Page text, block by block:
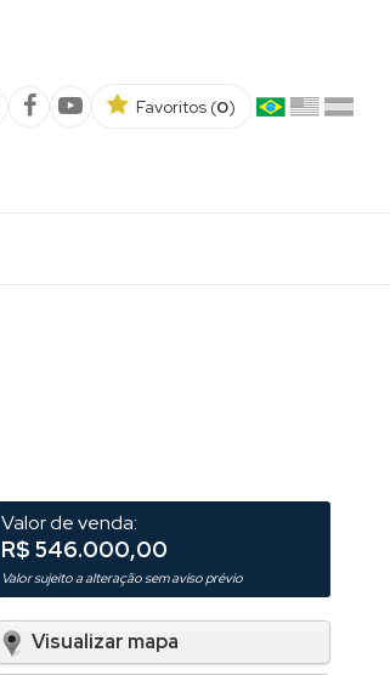
Favoritos (0)
Valor de venda:
R$ 546.000,00
Valor sujeito a alteração sem aviso prévio
Visualizar mapa